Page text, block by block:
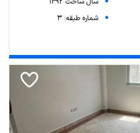
شماره طبقه: 3